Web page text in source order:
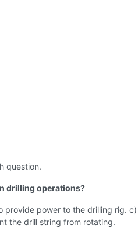
question.
drilling operations?
provide power to the drilling rig. c)
the drill string from rotating.